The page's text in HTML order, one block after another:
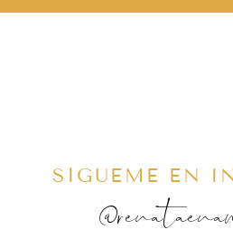
SÍGUEME EN